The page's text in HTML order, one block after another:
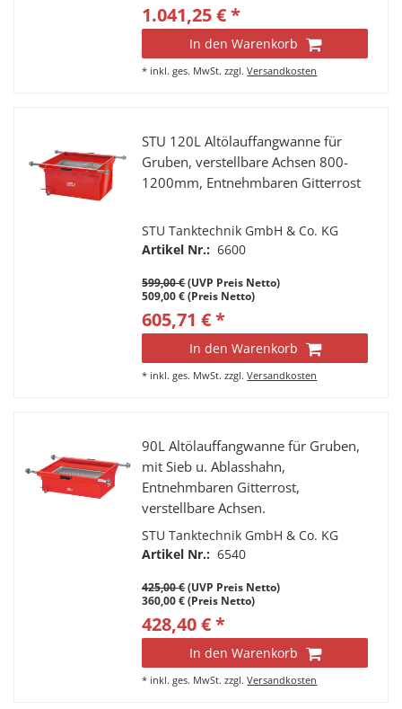
1.041,25 € *
In den Warenkorb
* inkl. ges. MwSt. zzgl.Versandkosten
STU 120L Altölauffangwanne für
Gruben, verstellbare Achsen 800-
1200mm, Entnehmbaren Gitterrost
STU Tanktechnik GmbH & Co. KG
Artikel Nr.: 6600
599,00 €(UVP Preis Netto)
509,00 € (Preis Netto)
605,71 € *
In den Warenkorb
* inkl. ges. MwSt. zzgl.Versandkosten
90L Altölauffangwanne für Gruben,
mit Sieb u. Ablasshahn,
Entnehmbaren Gitterrost,
verstellbare Achsen.
STU Tanktechnik GmbH & Co. KG
Artikel Nr.: 6540
425,00 €(UVP Preis Netto)
360,00 € (Preis Netto)
428,40 € *
In den Warenkorb
* inkl. ges. MwSt. zzgl.Versandkosten